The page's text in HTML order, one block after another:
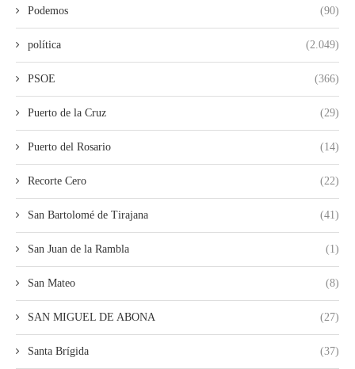
Podemos (90)
política (2.049)
PSOE (366)
Puerto de la Cruz (29)
Puerto del Rosario (14)
Recorte Cero (22)
San Bartolomé de Tirajana (41)
San Juan de la Rambla (1)
San Mateo (8)
SAN MIGUEL DE ABONA (27)
Santa Brígida (37)